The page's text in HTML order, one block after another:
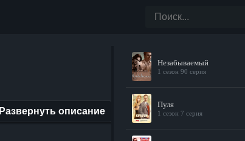
Развернуть описание
Незабываемый
1 сезон 90 серия
Пуля
1 сезон 7 серия